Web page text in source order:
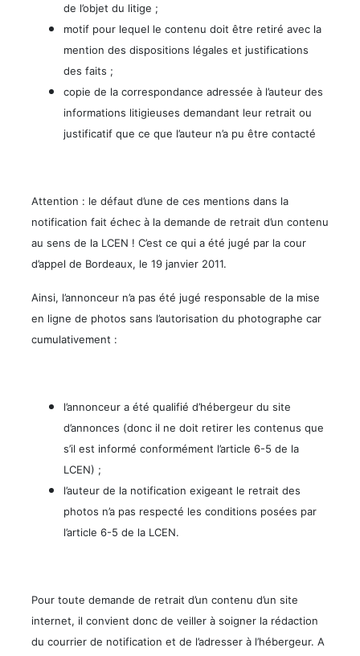
de l’objet du litige ;
motif pour lequel le contenu doit être retiré avec la
mention des dispositions légales et justifications
des faits ;
copie de la correspondance adressée à l’auteur des
informations litigieuses demandant leur retrait ou
justificatif que ce que l’auteur n’a pu être contacté
Attention : le défaut d’une de ces mentions dans la
notification fait échec à la demande de retrait d’un contenu
au sens de la LCEN ! C’est ce qui a été jugé par la cour
d’appel de Bordeaux, le 19 janvier 2011.
Ainsi, l’annonceur n’a pas été jugé responsable de la mise
en ligne de photos sans l’autorisation du photographe car
cumulativement :
l’annonceur a été qualifié d’hébergeur du site
d’annonces (donc il ne doit retirer les contenus que
s’il est informé conformément l’article 6-5 de la
LCEN) ;
l’auteur de la notification exigeant le retrait des
photos n’a pas respecté les conditions posées par
l’article 6-5 de la LCEN.
Pour toute demande de retrait d’un contenu d’un site
internet, il convient donc de veiller à soigner la rédaction
du courrier de notification et de l’adresser à l’hébergeur. A